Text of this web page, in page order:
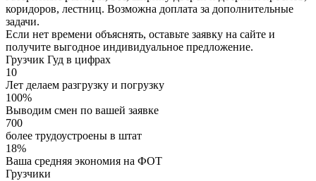
коридоров, лестниц. Возможна доплата за дополнительные
задачи.
Если нет времени объяснять, оставьте заявку на сайте и
получите выгодное индивидуальное предложение.
Грузчик Гуд в цифрах
10
Лет делаем разгрузку и погрузку
100%
Выводим смен по вашей заявке
700
более трудоустроены в штат
18%
Ваша средняя экономия на ФОТ
Грузчики